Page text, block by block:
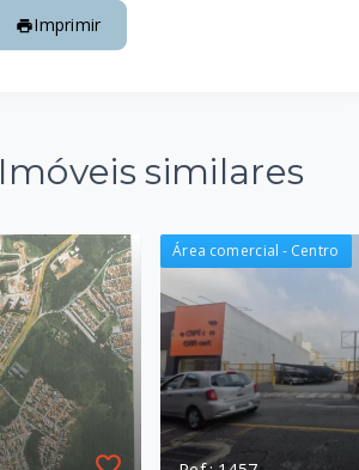
Imprimir
Imóveis similares
Área comercial - Centro